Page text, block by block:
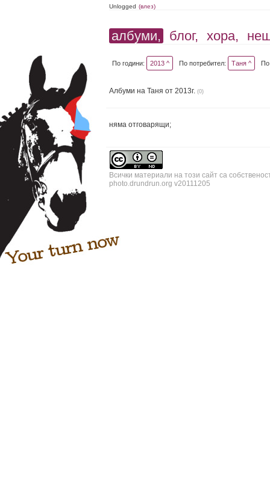
Unlogged (влез)
албуми, блог, хора,
По години: 2013 ^ По потребител: Таня ^
Албуми на Таня от 2013г. (0)
няма отговарящи;
Всички материали на този сайт са
photo.drundrun.org v20111205